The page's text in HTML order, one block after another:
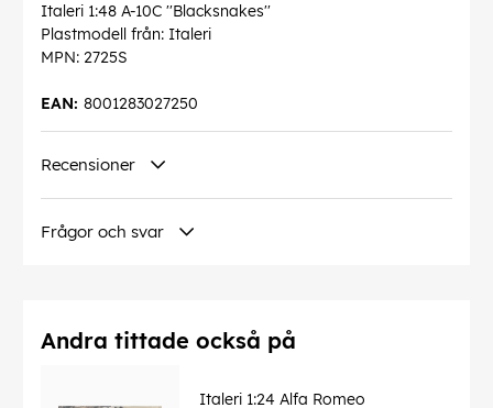
Italeri 1:48 A-10C ''Blacksnakes''
Plastmodell från: Italeri
MPN: 2725S
8001283027250
EAN:
Recensioner
Frågor och svar
Andra tittade också på
Italeri 1:24 Alfa Romeo